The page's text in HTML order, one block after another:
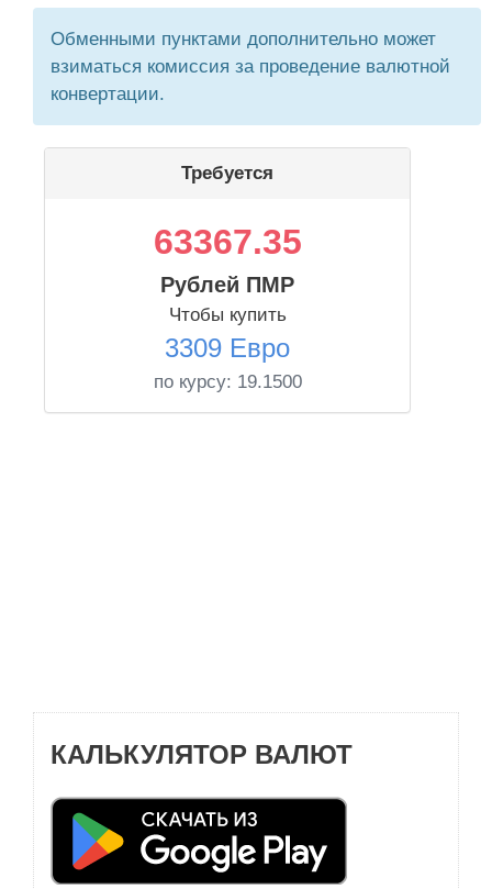
Обменными пунктами дополнительно может
взиматься комиссия за проведение валютной
конвертации.
Требуется
63367.35
Рублей ПМР
Чтобы купить
3309 Евро
по курсу: 19.1500
КАЛЬКУЛЯТОР ВАЛЮТ